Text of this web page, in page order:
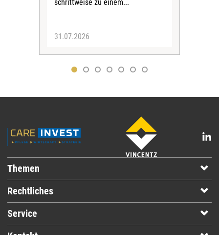
schrittweise zu einem...
31.07.2026
Themen
Rechtliches
Service